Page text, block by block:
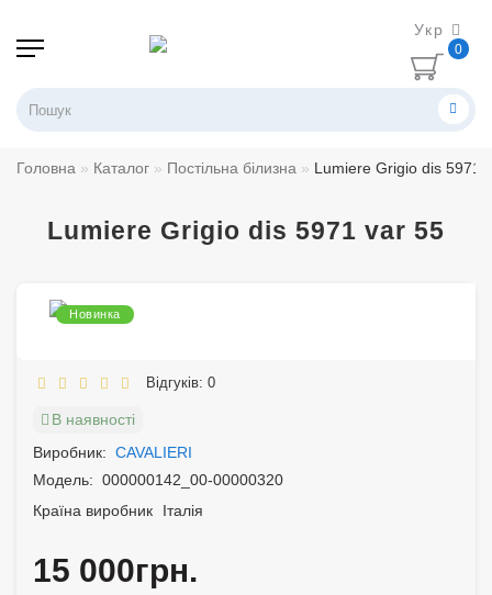
Укр
0
Головна Каталог Постільна білизна Lumiere Grigio dis 5971
Lumiere Grigio dis 5971 var 55
Новинка
Відгуків: 0
В наявності
Виробник: CAVALIERI
Модель: 000000142_00-00000320
Країна виробник
Італія
15 000грн.